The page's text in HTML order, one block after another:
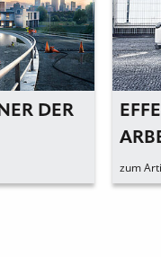
DER
zum Artikel